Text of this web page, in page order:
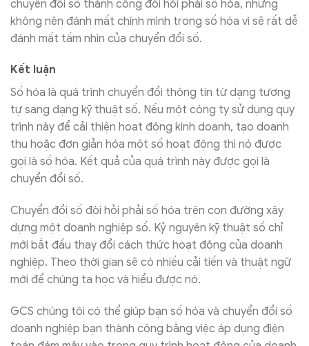
chuyển đổi số thành công đòi hỏi phải số hóa, nhưng
không nên đánh mất chính mình trong số hóa vì sẽ rất dễ
đánh mất tầm nhìn của chuyển đổi số.
Kết luận
Số hóa là quá trình chuyển đổi thông tin từ dạng tương
tự sang dạng kỹ thuật số. Nếu một công ty sử dụng quy
trình này để cải thiện hoạt động kinh doanh, tạo doanh
thu hoặc đơn giản hóa một số hoạt động thì nó được
gọi là số hóa. Kết quả của quá trình này được gọi là
chuyển đổi số.
Chuyển đổi số đòi hỏi phải số hóa trên con đường xây
dựng một doanh nghiệp số. Kỷ nguyên kỹ thuật số chỉ
mới bắt đầu thay đổi cách thức hoạt động của doanh
nghiệp. Theo thời gian sẽ có nhiều cải tiến và thuật ngữ
mới để chúng ta học và hiểu được nó.
GCS chúng tôi có thể giúp bạn số hóa và chuyển đổi số
doanh nghiệp bạn thành công bằng việc áp dụng điện